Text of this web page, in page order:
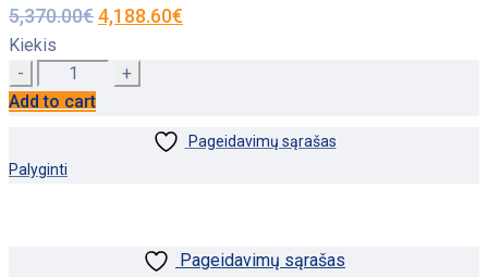
5,370.00€4,188.60€
Kiekis
Quantity
Add to cart
Pageidavimų sąrašas
Palyginti
Pageidavimų sąrašas